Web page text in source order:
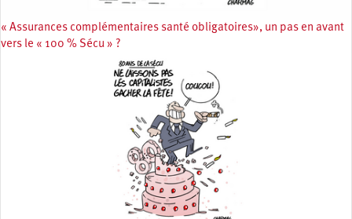
« Assurances complémentaires santé obligatoires», un pas en avant
vers le « 100 % Sécu » ?